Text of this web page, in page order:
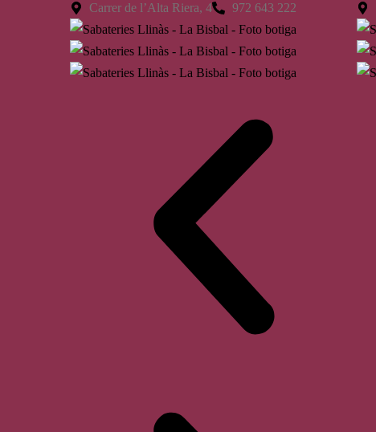
Carrer de l’Alta Riera, 4 972 643 222